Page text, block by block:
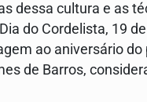
dessa cultura e as
do Cordelista, 19
ao aniversário do
de Barros,